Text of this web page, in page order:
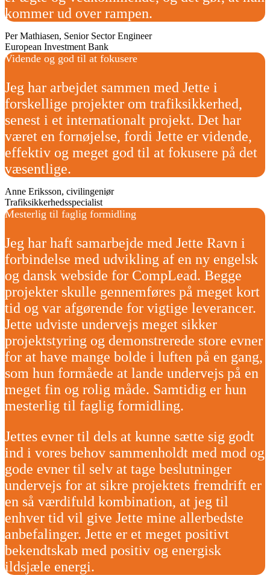
kommer ud over rampen.
Per Mathiasen, Senior Sector Engineer
European Investment Bank
Vidende og god til at fokusere
Jeg har arbejdet sammen med Jette i
forskellige projekter om trafiksikkerhed,
senest i et internationalt projekt. Det har
været en fornøjelse, fordi Jette er vidende,
effektiv og meget god til at fokusere på det
væsentlige.
Anne Eriksson, civilingeniør
Trafiksikkerhedsspecialist
Mesterlig til faglig formidling
Jeg har haft samarbejde med Jette Ravn i
forbindelse med udvikling af en ny engelsk
og dansk webside for CompLead. Begge
projekter skulle gennemføres på meget kort
tid og var afgørende for vigtige leverancer.
Jette udviste undervejs meget sikker
projektstyring og demonstrerede store evner
for at have mange bolde i luften på en gang,
som hun formåede at lande undervejs på en
meget fin og rolig måde. Samtidig er hun
mesterlig til faglig formidling.
Jettes evner til dels at kunne sætte sig godt
ind i vores behov sammenholdt med mod og
gode evner til selv at tage beslutninger
undervejs for at sikre projektets fremdrift er
en så værdifuld kombination, at jeg til
enhver tid vil give Jette mine allerbedste
anbefalinger. Jette er et meget positivt
bekendtskab med positiv og energisk
ildsjæle energi.